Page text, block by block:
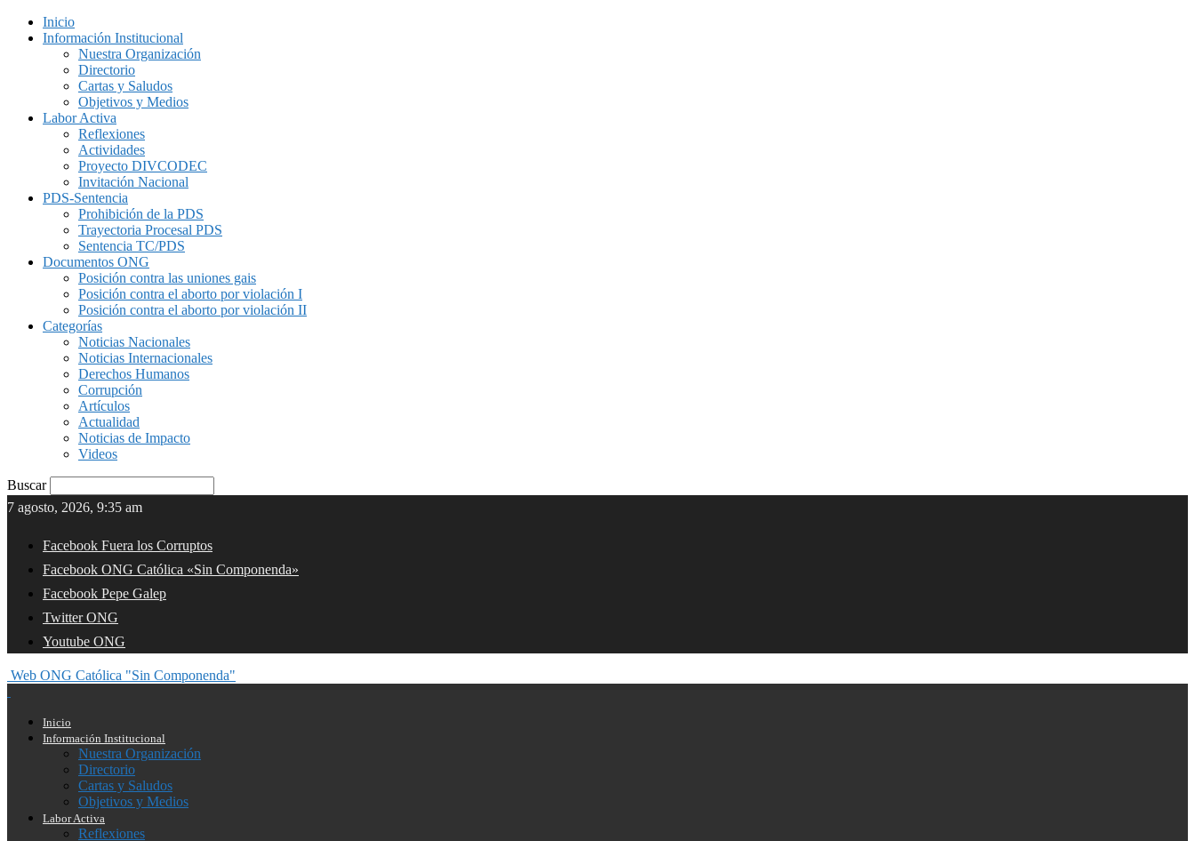
Inicio
Información Institucional
Nuestra Organización
Directorio
Cartas y Saludos
Objetivos y Medios
Labor Activa
Reflexiones
Actividades
Proyecto DIVCODEC
Invitación Nacional
PDS-Sentencia
Prohibición de la PDS
Trayectoria Procesal PDS
Sentencia TC/PDS
Documentos ONG
Posición contra las uniones gais
Posición contra el aborto por violación I
Posición contra el aborto por violación II
Categorías
Noticias Nacionales
Noticias Internacionales
Derechos Humanos
Corrupción
Artículos
Actualidad
Noticias de Impacto
Videos
Buscar
7 agosto, 2026, 9:35 am
Facebook Fuera los Corruptos
Facebook ONG Católica «Sin Componenda»
Facebook Pepe Galep
Twitter ONG
Youtube ONG
Web ONG Católica "Sin Componenda"
Inicio
Información Institucional
Nuestra Organización
Directorio
Cartas y Saludos
Objetivos y Medios
Labor Activa
Reflexiones